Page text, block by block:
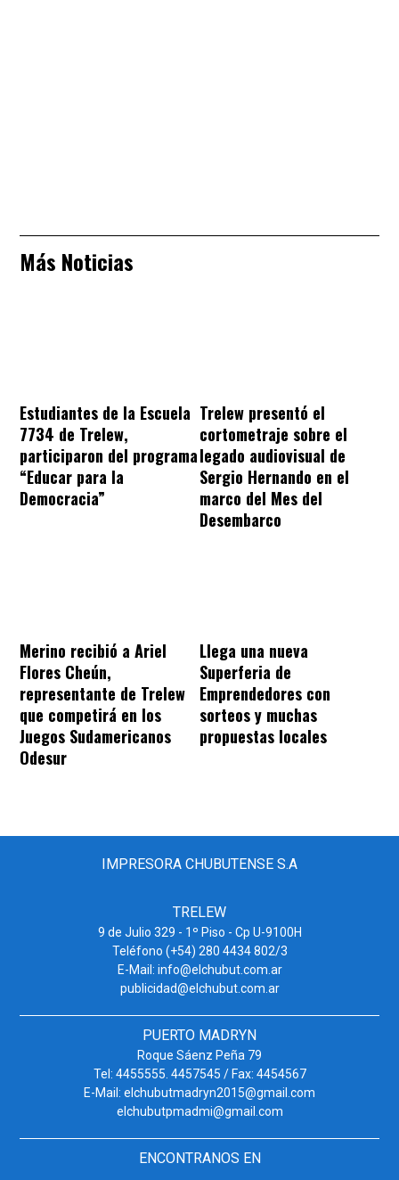
Más Noticias
Estudiantes de la Escuela
7734 de Trelew,
participaron del programa
“Educar para la
Democracia”
Trelew presentó el
cortometraje sobre el
legado audiovisual de
Sergio Hernando en el
marco del Mes del
Desembarco
Merino recibió a Ariel
Flores Cheún,
representante de Trelew
que competirá en los
Juegos Sudamericanos
Odesur
Llega una nueva
Superferia de
Emprendedores con
sorteos y muchas
propuestas locales
IMPRESORA CHUBUTENSE S.A
TRELEW
9 de Julio 329 - 1º Piso - Cp U-9100H
Teléfono (+54) 280 4434 802/3
E-Mail: info@elchubut.com.ar
publicidad@elchubut.com.ar
PUERTO MADRYN
Roque Sáenz Peña 79
Tel: 4455555. 4457545 / Fax: 4454567
E-Mail: elchubutmadryn2015@gmail.com
elchubutpmadmi@gmail.com
ENCONTRANOS EN